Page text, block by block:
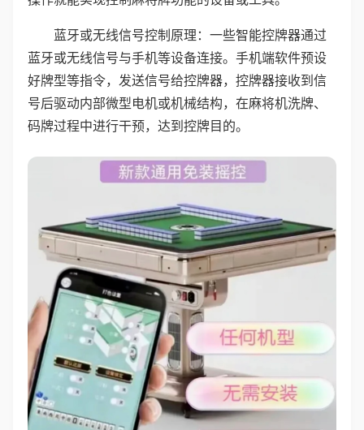
蓝牙或无线信号控制原理：一些智能控牌器通过
蓝牙或无线信号与手机等设备连接。手机端软件预设
好牌型等指令，发送信号给控牌器，控牌器接收到信
号后驱动内部微型电机或机械结构，在麻将机洗牌、
码牌过程中进行干预，达到控牌目的。